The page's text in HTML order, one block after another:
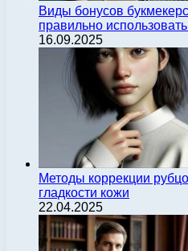
Виды бонусов
правильно
16.09.2025
Методы коррекции
гладкости кожи
22.04.2025